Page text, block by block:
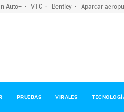
Auto+ VTC Bentley Aparcar
PRUEBAS VIRALES